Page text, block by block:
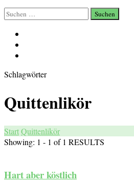
Suchen
nach:
Schlagwörter
Quittenlikör
StartQuittenlikör
Showing: 1 - 1 of 1 RESULTS
Hart aber köstlich